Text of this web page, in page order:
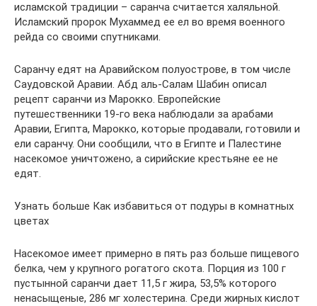
исламской традиции – саранча считается халяльной.
Исламский пророк Мухаммед ее ел во время военного
рейда со своими спутниками.
Саранчу едят на Аравийском полуострове, в том числе
Саудовской Аравии. Абд аль-Салам Шабин описал
рецепт саранчи из Марокко. Европейские
путешественники 19-го века наблюдали за арабами
Аравии, Египта, Марокко, которые продавали, готовили и
ели саранчу. Они сообщили, что в Египте и Палестине
насекомое уничтожено, а сирийские крестьяне ее не
едят.
Узнать больше Как избавиться от подуры в комнатных
цветах
Насекомое имеет примерно в пять раз больше пищевого
белка, чем у крупного рогатого скота. Порция из 100 г
пустынной саранчи дает 11,5 г жира, 53,5% которого
ненасыщеные, 286 мг холестерина. Среди жирных кислот